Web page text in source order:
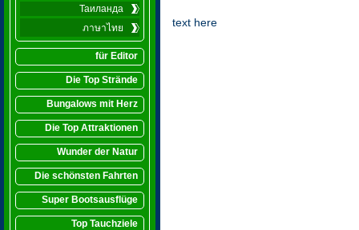
Таиланда
ภาษาไทย
für Editor
Die Top Strände
Bungalows mit Herz
Die Top Attraktionen
Wunder der Natur
Die schönsten Fahrten
Super Bootsausflüge
Top Tauchziele
text here